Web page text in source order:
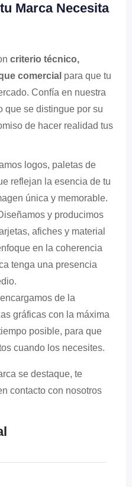
Marca Necesita
criterio técnico,
comercial para que tu
Confía en nuestra
que se distingue por su
de hacer realidad tus
logos, paletas de
reflejan la esencia de tu
única y memorable.
y producimos
afiches y material
en la coherencia
tenga una presencia
de la
gráficas con la máxima
posible, para que
cuando los necesites.
se destaque, te
contacto con nosotros